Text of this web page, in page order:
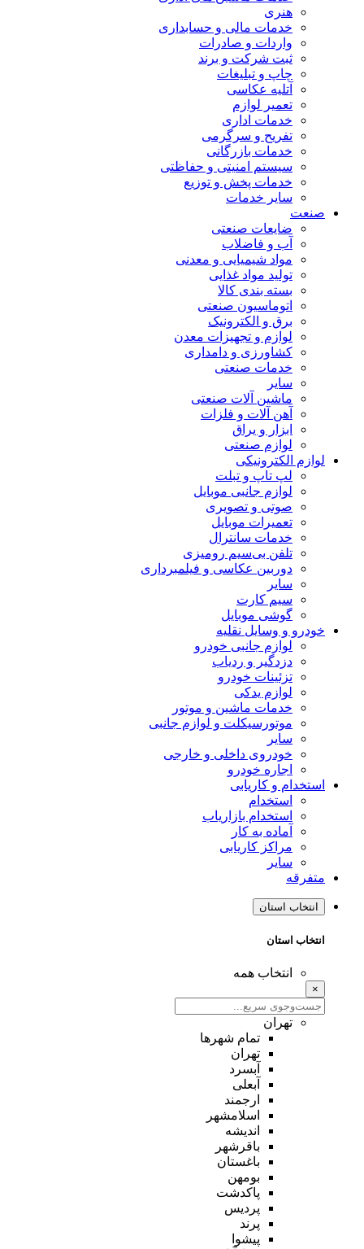
هنری
خدمات مالی و حسابداری
واردات و صادرات
ثبت شرکت و برند
چاپ و تبلیغات
آتلیه عکاسی
تعمیر لوازم
خدمات اداری
تفریح و سرگرمی
خدمات بازرگانی
سیستم امنیتی و حفاظتی
خدمات پخش و توزیع
سایر خدمات
صنعت
ضایعات صنعتی
آب و فاضلاب
مواد شیمیایی و معدنی
تولید مواد غذایی
بسته بندی کالا
اتوماسیون صنعتی
برق و الکترونیک
لوازم و تجهیزات معدن
کشاورزی و دامداری
خدمات صنعتی
سایر
ماشین آلات صنعتی
آهن آلات و فلزات
ابزار و یراق
لوازم صنعتی
لوازم الکترونیکی
لپ تاپ و تبلت
لوازم جانبی موبایل
صوتی و تصویری
تعمیرات موبایل
خدمات سانترال
تلفن بی‌سیم رومیزی
دوربین عکاسی و فیلمبرداری
سایر
سیم کارت
گوشی موبایل
خودرو و وسایل نقلیه
لوازم جانبی خودرو
دزدگیر و ردیاب
تزئینات خودرو
لوازم یدکی
خدمات ماشین و موتور
موتورسیکلت و لوازم جانبی
سایر
خودروی داخلی و خارجی
اجاره خودرو
استخدام و کاریابی
استخدام
استخدام بازاریاب
آماده به کار
مراکز کاریابی
سایر
متفرقه
انتخاب استان
انتخاب استان
انتخاب همه
×
تهران
تمام شهر‌ها
تهران
آبسرد
آبعلی
ارجمند
اسلامشهر
اندیشه
باقرشهر
باغستان
بومهن
پاکدشت
پردیس
پرند
پیشوا